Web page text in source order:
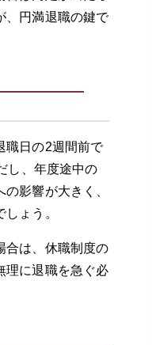
、円満退職の鍵で
職日の2週間前で
し、年度途中の
影響が大きく、
ょう。
合は、休職制度の
理に退職を急ぐ必